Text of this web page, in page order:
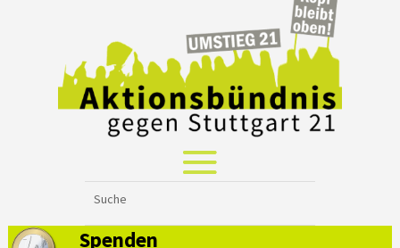
Spenden